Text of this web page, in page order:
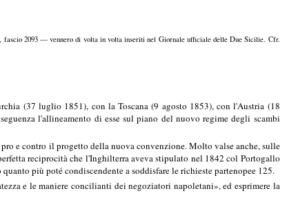
2093 — vennero di volta in volta inseriti nel Giornale ufficiale delle Due Sicilie. Cfr.
(37 luglio 1851), con la Toscana (9 agosto 1853), con l'Austria (18
l'allineamento di esse sul piano del nuovo regime degli scambi
e contro il progetto della nuova convenzione. Molto valse anche, sulle
reciprocità che l'Inghilterra aveva stipulato nel 1842 col Portogallo
più poté condiscendente a soddisfare le richieste partenopee 125.
e le maniere concilianti dei negoziatori napoletani», ed esprimere la